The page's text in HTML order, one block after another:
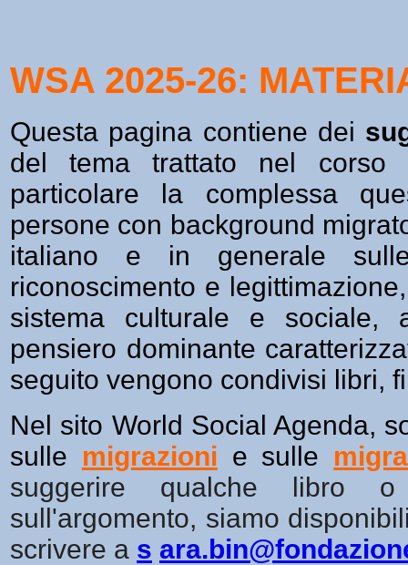
WSA 2025-26:
Questa pagina contiene dei
del tema trattato nel corso
particolare la complessa
persone con background
italiano e in generale
riconoscimento e
sistema culturale e sociale,
pensiero dominante
seguito vengono condivisi libri,
Nel sito World Social Agenda,
sulle migrazioni e sulle
suggerire qualche libro
sull'argomento, siamo
scrivere a s